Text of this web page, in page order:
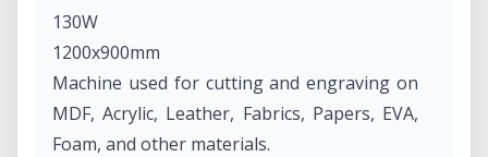
130W
1200x900mm
Machine used for cutting and engraving on
MDF, Acrylic, Leather, Fabrics, Papers, EVA,
Foam, and other materials.